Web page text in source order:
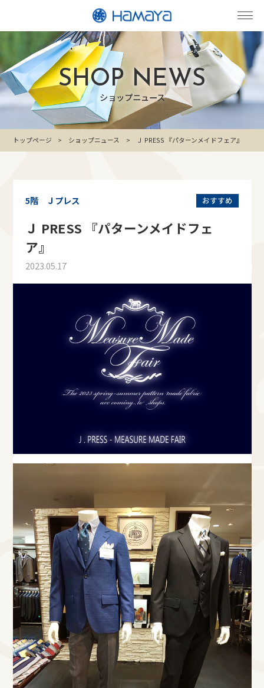
SHOP NEWS
ショップニュース
トップページ ショップニュース Ｊ PRESS 『パターンメイドフェア』
おすすめ
5階 Ｊプレス
Ｊ PRESS 『パターンメイドフェ
ア』
2023.05.17